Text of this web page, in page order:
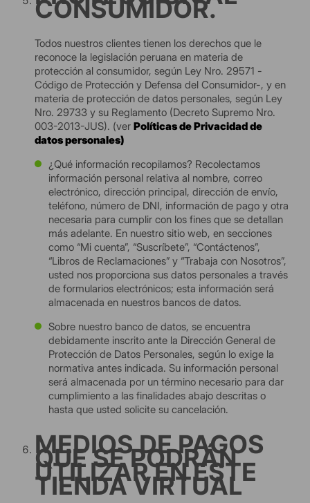
CONSUMIDOR.
Todos nuestros clientes tienen los derechos que le
reconoce la legislación peruana en materia de
protección al consumidor, según Ley Nro. 29571 -
Código de Protección y Defensa del Consumidor-, y en
materia de protección de datos personales, según Ley
Nro. 29733 y su Reglamento (Decreto Supremo Nro.
003-2013-JUS). (ver Políticas de Privacidad de
datos personales)
¿Qué información recopilamos? Recolectamos
información personal relativa al nombre, correo
electrónico, dirección principal, dirección de envío,
teléfono, número de DNI, información de pago y otra
necesaria para cumplir con los fines que se detallan
más adelante. En nuestro sitio web, en secciones
como “Mi cuenta”, “Suscríbete”, “Contáctenos”,
“Libros de Reclamaciones” y “Trabaja con Nosotros”,
usted nos proporciona sus datos personales a través
de formularios electrónicos; esta información será
almacenada en nuestros bancos de datos.
Sobre nuestro banco de datos, se encuentra
debidamente inscrito ante la Dirección General de
Protección de Datos Personales, según lo exige la
normativa antes indicada. Su información personal
será almacenada por un término necesario para dar
cumplimiento a las finalidades abajo descritas o
hasta que usted solicite su cancelación.
MEDIOS DE PAGOS
QUE SE PODRÁN
UTILIZAR EN ESTE
TIENDA VIRTUAL